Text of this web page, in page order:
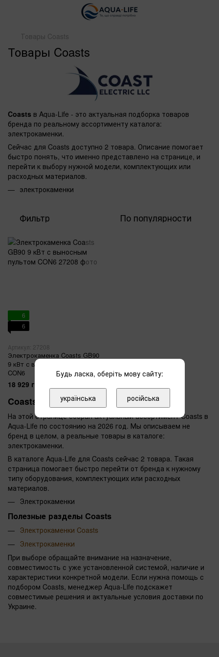
Товары Coasts
Товары Coasts
Coasts в Aqua-Life - это актуальная подборка товаров
бренда по реальному ассортименту каталога:
электрокаменки.
Сейчас для Coasts доступно 2 товара. Описание помогает
быстро понять, что именно представлено на странице, и
перейти к выбору нужной модели, комплектующих или
расходных материалов.
электрокаменки
Фильтр По популярности
6
6
Артикул: 27208
Электрокаменка Coasts GB90
9 кВт с выносным пультом
CON6
18 929 грн
Coasts в Aqua-Life
На этой странице собран актуальный ассортимент Coasts в
Aqua-Life по состоянию на 2026 год. Мы описываем не
бренд в целом, а реальные товары в каталоге:
электрокаменки.
В каталоге Aqua-Life для Coasts сейчас 2 товара. Такая
страница помогает быстро перейти от бренда к нужному
типу оборудования, комплектующих или расходных
материалов.
Электрокаменки
Полезные разделы Coasts
Электрокаменки Coasts
Электрокаменки
При выборе обращайте внимание на назначение,
совместимость с уже установленной системой, наличие и
характеристики конкретной модели. Если нужна помощь с
подбором Coasts, менеджер Aqua-Life подскажет
совместимые решения и актуальные условия доставки по
Украине.
Будь ласка, оберіть мову сайту:
українська російська